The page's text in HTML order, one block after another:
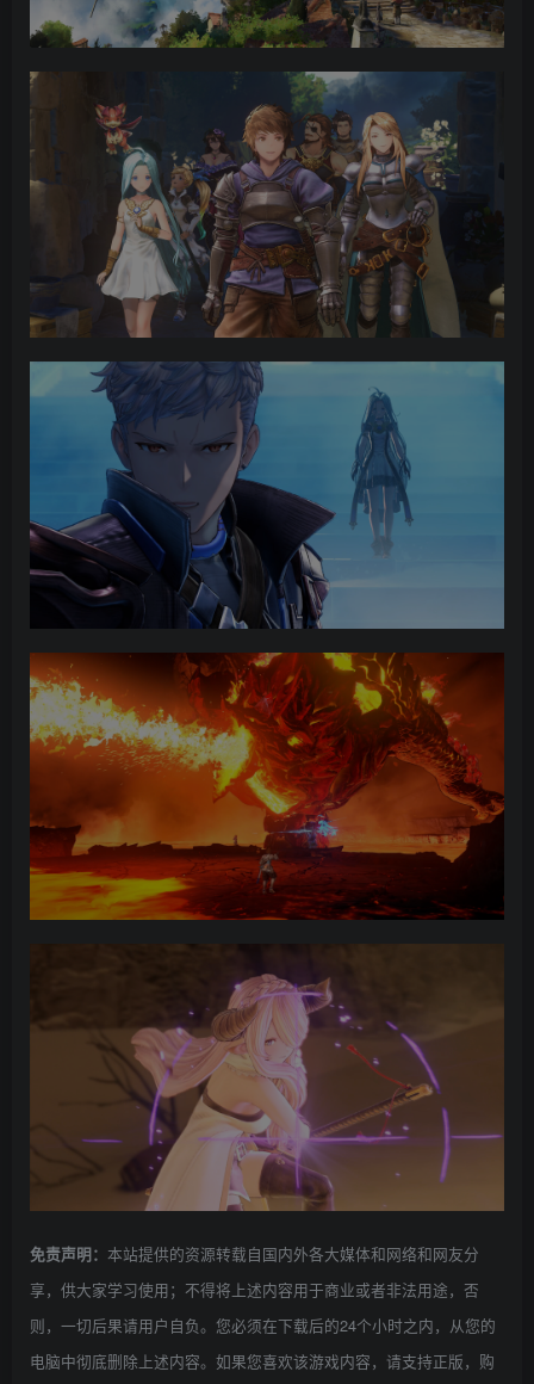
免责声明： 本站提供的资源转载自国内外各大媒体和网络和网友分
享，供大家学习使用；不得将上述内容用于商业或者非法用途，否
则，一切后果请用户自负。您必须在下载后的24个小时之内，从您的
电脑中彻底删除上述内容。如果您喜欢该游戏内容，请支持正版，购